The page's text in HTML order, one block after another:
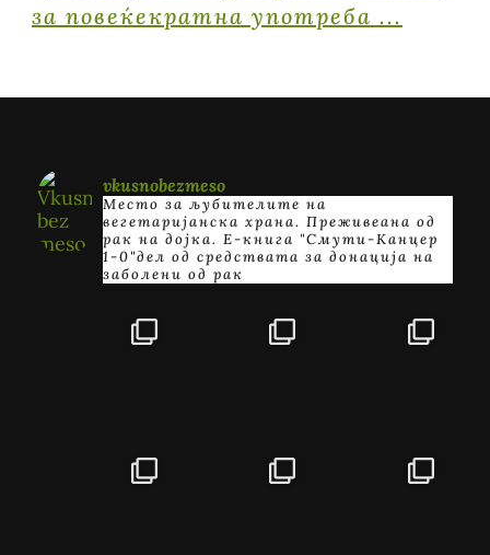
vkusnobezmeso
Место за љубителите на
вегетаријанска храна. Преживеана од
рак на дојка. E-книга "Смути-Канцер
1-0"дел од средствата за донација на
заболени од рак